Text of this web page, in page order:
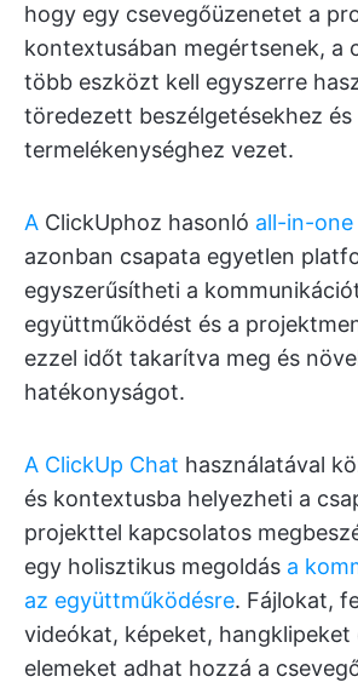
hogy egy csevegőüzenetet a
kontextusában megértsenek, a
több eszközt kell egyszerre
töredezett beszélgetésekhez
termelékenységhez vezet.
A ClickUphoz hasonló all-in-one
azonban csapata egyetlen
egyszerűsítheti a
együttműködést és a
ezzel időt takarítva meg és
hatékonyságot.
A ClickUp Chat használatával
és kontextusba helyezheti a
projekttel kapcsolatos
egy holisztikus megoldás a
az együttműködésre. Fájlokat,
videókat, képeket, hangklipeket
elemeket adhat hozzá a